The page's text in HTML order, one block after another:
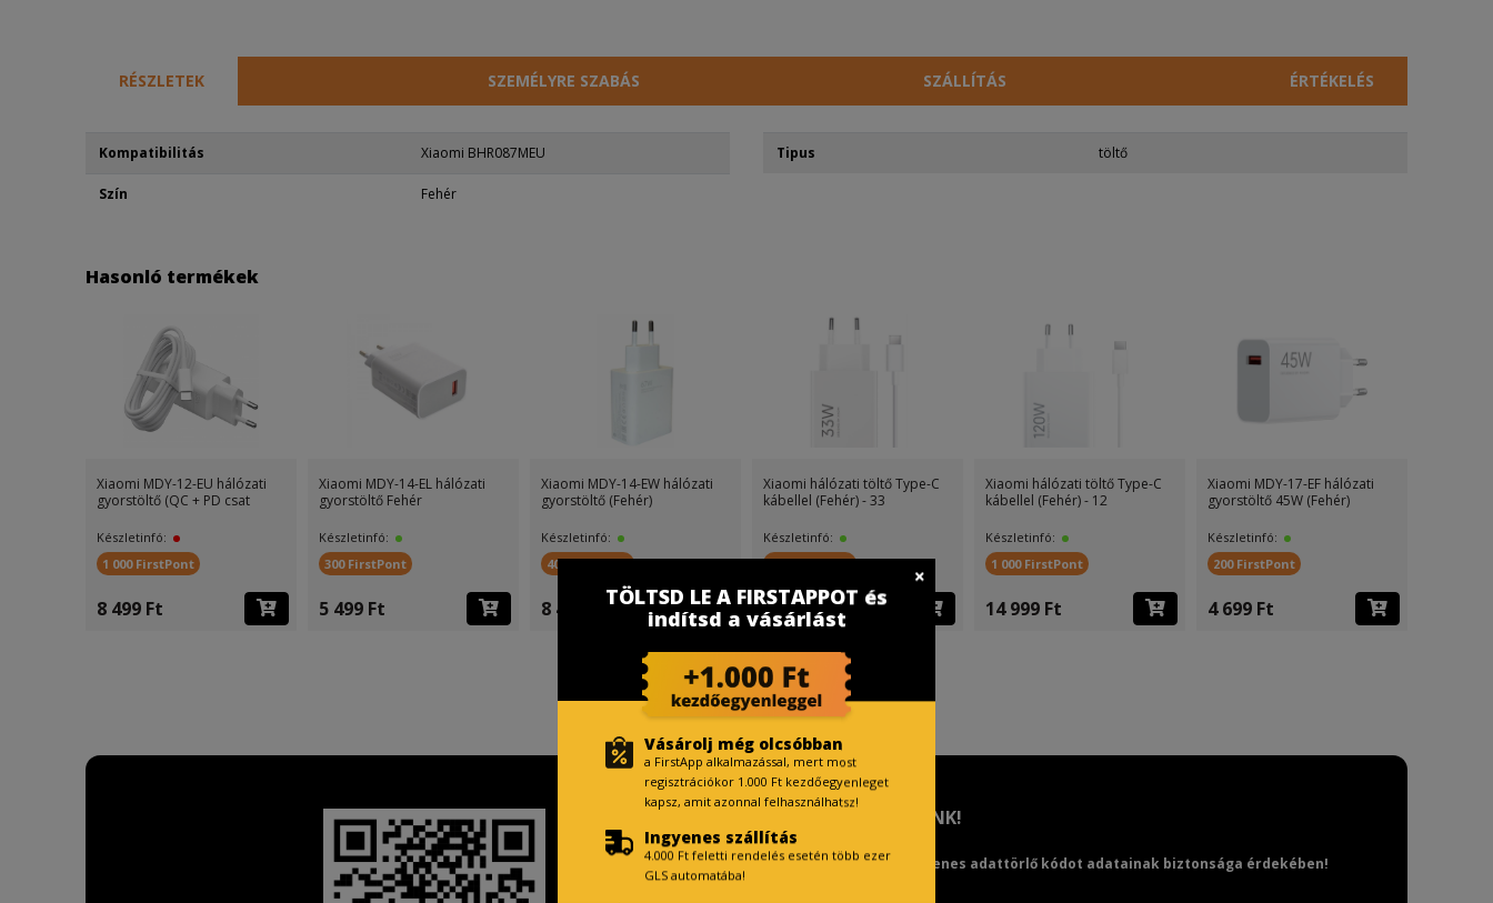
RÉSZLETEK SZEMÉLYRE SZABÁS SZÁLLÍTÁS ÉRTÉKELÉS
Kompatibilitás Xiaomi BHR087MEU
Szín Fehér
Tipus töltő
Hasonló termékek
Xiaomi MDY-12-EU hálózati
gyorstöltő (QC + PD csat
Készletinfó:
1 000 FirstPont
8 499 Ft
Xiaomi MDY-14-EL hálózati
gyorstöltő Fehér
Készletinfó:
300 FirstPont
5 499 Ft
Xiaomi MDY-14-EW hálózati
gyorstöltő (Fehér)
Készletinfó:
400 FirstPont
8 499 Ft
Xiaomi hálózati töltő Type-C
kábellel (Fehér) - 33
Készletinfó:
400 FirstPont
4 799 Ft
Xiaomi hálózati töltő Type-C
kábellel (Fehér) - 12
Készletinfó:
1 000 FirstPont
14 999 Ft
Xiaomi MDY-17-EF hálózati
gyorstöltő 45W (Fehér)
Készletinfó:
200 FirstPont
4 699 Ft
TISZTELT VÁSÁRLÓNK!
Fizetésnél kérje az ingyenes adattörlő kódot adatainak biztonsága érdekében!
TÖLTSD LE A FIRSTAPPOT és
indítsd a vásárlást
Vásárolj még olcsóbban
a FirstApp alkalmazással, mert most
regisztrációkor 1.000 Ft kezdőegyenleget
kapsz, amit azonnal felhasználhatsz!
Ingyenes szállítás
4.000 Ft feletti rendelés esetén több ezer
GLS automatába!